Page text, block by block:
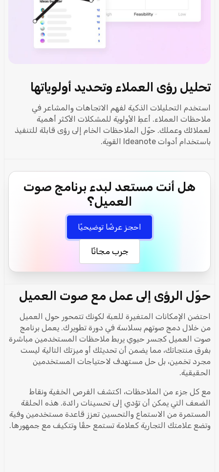
تحليل رؤى العملاء وتحديد أولوياتها
استخدم التحليلات الذكية لفهم الاتجاهات والمشاعر في
ملاحظات العملاء. أعطِ الأولوية للمشكلات الأكثر أهمية
لعملائك وعملك. حوّل الملاحظات الخام إلى رؤى قابلة للتنفيذ
باستخدام أدوات Ideanote القوية.
هل أنت مستعد لبدء برنامج صوت
العميل؟
احجز عرضًا توضيحيًا
جرب مجانًا
حوّل الرؤى إلى عمل مع صوت العميل
احتضن الإمكانات المتغيرة للعبة لكونك تتمحور حول العميل
من خلال دمج صوتهم بسلاسة في دورة تطويرك. يعمل برنامج
صوت العميل كجسر حيوي يربط ملاحظات المستخدمين مباشرة
بفرق منتجاتك، مما يضمن أن تحديثك أو ميزتك التالية ليست
مجرد تخمين، بل حل مستهدف لاحتياجات المستخدمين
الحقيقية.
مع كل جزء من الملاحظات، اكتشف الفرص الخفية ونقاط
الضعف التي يمكن أن تؤدي إلى تحسينات رائدة. هذه الحلقة
المستمرة من الاستماع والتحسين تعزز قاعدة مستخدمين وفية
وتضع علامتك التجارية كعلامة تستمع حقًا وتتكيف مع جمهورها.